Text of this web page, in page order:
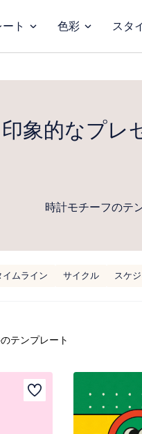
ト 色彩 スタ
印象的なプレ
時計モチーフのテ
イムライン サイクル スケ
テンプレート